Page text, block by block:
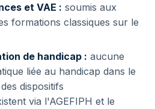
et VAE : soumis aux
formations classiques sur le
de handicap : aucune
liée au handicap dans le
dispositifs
via l'AGEFIPH et le